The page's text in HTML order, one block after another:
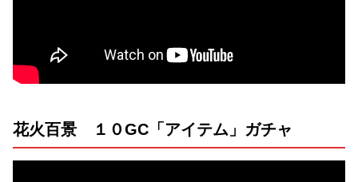
花火百景 １０GC「アイテム」ガチャ